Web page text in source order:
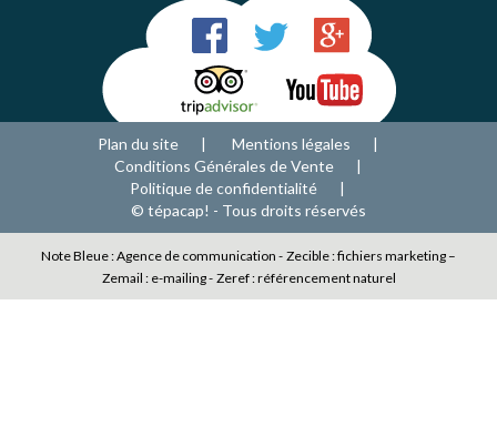
Plan du site
Mentions légales
Conditions Générales de Vente
Politique de confidentialité
© tépacap! - Tous droits réservés
Note Bleue : Agence de communication - Zecible : fichiers marketing –
Zemail : e-mailing - Zeref : référencement naturel